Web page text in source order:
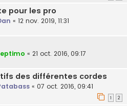
pour les pro
« 12 nov. 2019, 11:31
« 21 oct. 2016, 09:17
des différentes cordes
« 07 oct. 2016, 09:41
1 2